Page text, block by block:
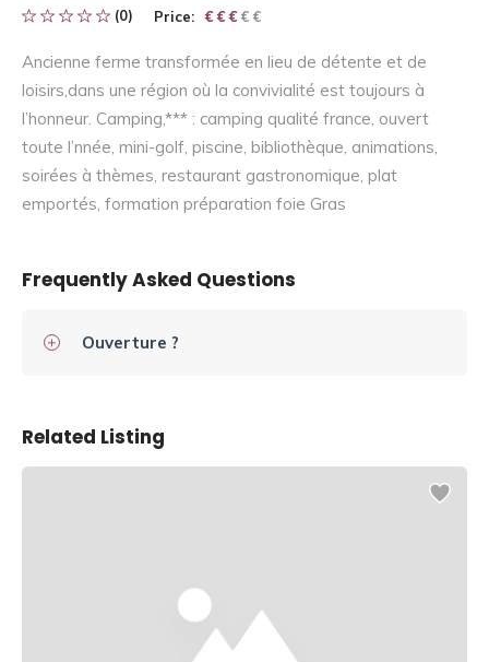
(0) Price: € € € € €
€ € €
Ancienne ferme transformée en lieu de détente et de
loisirs,dans une région où la convivialité est toujours à
l’honneur. Camping,*** : camping qualité france, ouvert
toute l’nnée, mini-golf, piscine, bibliothèque, animations,
soirées à thèmes, restaurant gastronomique, plat
emportés, formation préparation foie Gras
Frequently Asked Questions
Ouverture ?
Related Listing